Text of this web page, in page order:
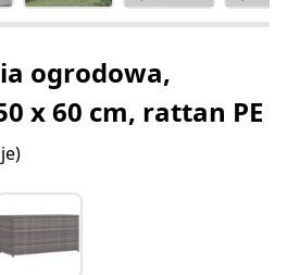
ogrodowa,
x 60 cm, rattan PE